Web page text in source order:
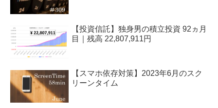
【投資信託】独身男の積立投資 92ヵ月
目｜残高 22,807,911円
【スマホ依存対策】2023年6月のスク
リーンタイム